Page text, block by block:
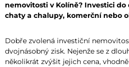
nemovitosti v Kolíně? Investici
chaty a chalupy, komerční nebo
Dobře zvolená investiční
dvojnásobný zisk. Nejenže se z
několikrát zvýšit jejich cena,